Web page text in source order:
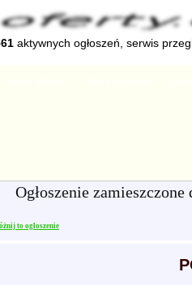
aktywnych ogłoszeń, serwis
Ogłoszenie
to ogłoszenie